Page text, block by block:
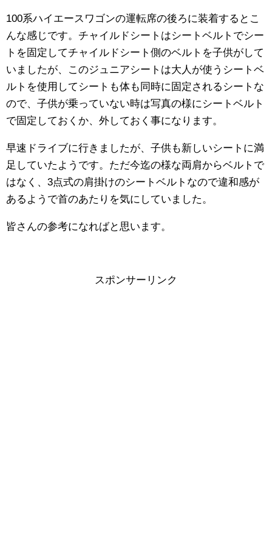
100系ハイエースワゴンの運転席の後ろに装着するとこ
んな感じです。チャイルドシートはシートベルトでシー
トを固定してチャイルドシート側のベルトを子供がして
いましたが、このジュニアシートは大人が使うシートベ
ルトを使用してシートも体も同時に固定されるシートな
ので、子供が乗っていない時は写真の様にシートベルト
で固定しておくか、外しておく事になります。
早速ドライブに行きましたが、子供も新しいシートに満
足していたようです。ただ今迄の様な両肩からベルトで
はなく、3点式の肩掛けのシートベルトなので違和感が
あるようで首のあたりを気にしていました。
皆さんの参考になればと思います。
スポンサーリンク